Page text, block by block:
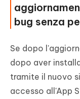
bug senza
Se dopo
dopo aver
tramite il nuovo
accesso all'App